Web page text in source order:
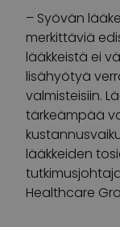
– Syövän
merkittäviä
lääkkeistä ei
lisähyötyä
valmisteisiin.
tärkeämpää
lääkkeiden
Healthcare